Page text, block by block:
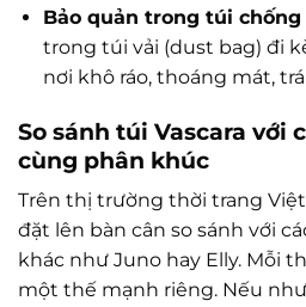
Bảo quản trong túi chống
trong túi vải (dust bag) đi
nơi khô ráo, thoáng mát,
So sánh túi Vascara với
cùng phân khúc
Trên thị trường thời trang
đặt lên bàn cân so sánh với
khác như Juno hay Elly. Mỗi
một thế mạnh riêng. Nếu như